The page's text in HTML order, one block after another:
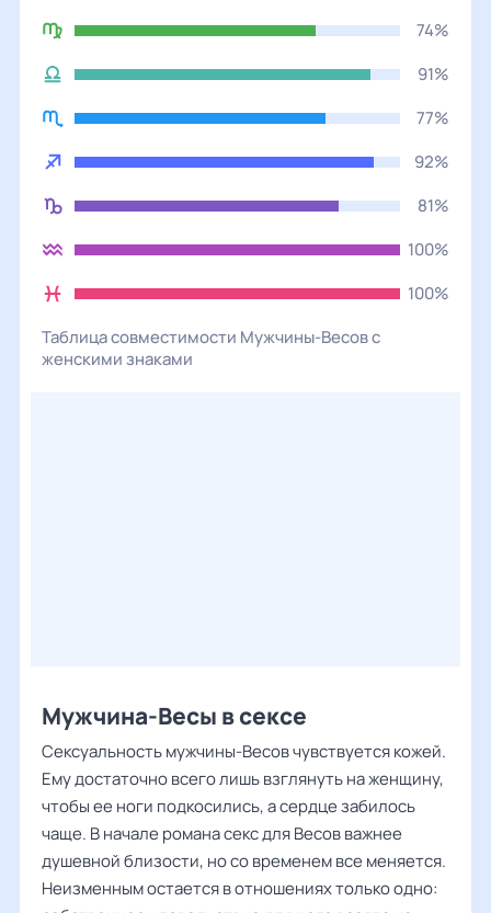
74%
91%
77%
92%
81%
100%
100%
Таблица совместимости Мужчины-Весовс
женскимизнаками
Мужчина-Весы в сексе
Сексуальность мужчины-Весов чувствуется кожей.
Ему достаточно всего лишь взглянуть на женщину,
чтобы ее ноги подкосились, а сердце забилось
чаще. В начале романа секс для Весов важнее
душевной близости, но со временем все меняется.
Неизменным остается в отношениях только одно: